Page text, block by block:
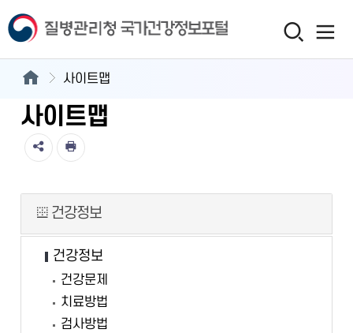
사이트맵
사이트맵
건강정보
건강정보
건강문제
치료방법
검사방법